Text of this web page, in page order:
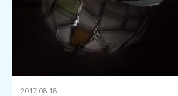
2017.08.18